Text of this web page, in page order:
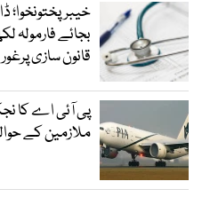
خیبرپختونخوا؛
بجائے فارمولہ
قانون سازی پرغور
پی آئی اے کا
ملازمین کے